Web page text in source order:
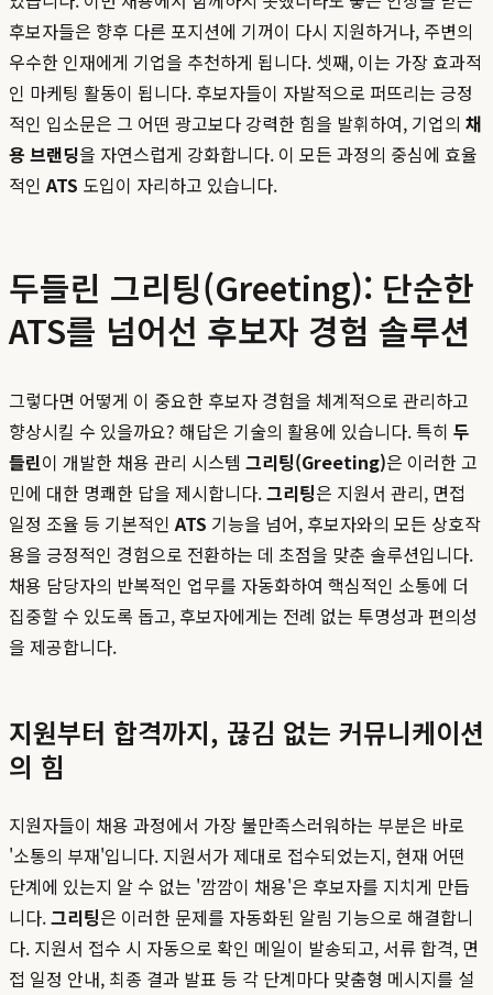
후보자들은 향후 다른 포지션에 기꺼이 다시 지원하거나, 주변의
우수한 인재에게 기업을 추천하게 됩니다. 셋째, 이는 가장 효과적
인 마케팅 활동이 됩니다. 후보자들이 자발적으로 퍼뜨리는 긍정
적인 입소문은 그 어떤 광고보다 강력한 힘을 발휘하여, 기업의 채
용 브랜딩을 자연스럽게 강화합니다. 이 모든 과정의 중심에 효율
적인ATS 도입이 자리하고 있습니다.
두들린 그리팅(Greeting): 단순한
ATS를 넘어선 후보자 경험 솔루션
그렇다면 어떻게 이 중요한 후보자 경험을 체계적으로 관리하고
향상시킬 수 있을까요? 해답은 기술의 활용에 있습니다. 특히 두
들린이 개발한 채용 관리 시스템 그리팅(Greeting)은 이러한 고
민에 대한 명쾌한 답을 제시합니다.그리팅은 지원서 관리, 면접
일정 조율 등 기본적인ATS 기능을 넘어, 후보자와의 모든 상호작
용을 긍정적인 경험으로 전환하는 데 초점을 맞춘 솔루션입니다.
채용 담당자의 반복적인 업무를 자동화하여 핵심적인 소통에 더
집중할 수 있도록 돕고, 후보자에게는 전례 없는 투명성과 편의성
을 제공합니다.
지원부터 합격까지, 끊김 없는 커뮤니케이션
의 힘
지원자들이 채용 과정에서 가장 불만족스러워하는 부분은 바로
'소통의 부재'입니다. 지원서가 제대로 접수되었는지, 현재 어떤
단계에 있는지 알 수 없는 '깜깜이 채용'은 후보자를 지치게 만듭
니다.그리팅은 이러한 문제를 자동화된 알림 기능으로 해결합니
다. 지원서 접수 시 자동으로 확인 메일이 발송되고, 서류 합격, 면
접 일정 안내, 최종 결과 발표 등 각 단계마다 맞춤형 메시지를 설